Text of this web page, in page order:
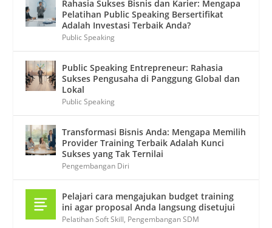
Rahasia Sukses Bisnis dan Karier: Mengapa
Pelatihan Public Speaking Bersertifikat
Adalah Investasi Terbaik Anda?
Public Speaking
Public Speaking Entrepreneur: Rahasia
Sukses Pengusaha di Panggung Global dan
Lokal
Public Speaking
Transformasi Bisnis Anda: Mengapa Memilih
Provider Training Terbaik Adalah Kunci
Sukses yang Tak Ternilai
Pengembangan Diri
Pelajari cara mengajukan budget training
ini agar proposal Anda langsung disetujui
Pelatihan Soft Skill, Pengembangan SDM